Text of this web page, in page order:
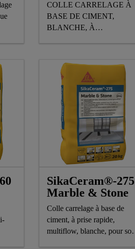
COLLE CARRELAGE À
BASE DE CIMENT,
BLANCHE, À
SikaCeram®-275
Marble & Stone
Colle carrelage à base de
ciment, à prise rapide,
multiflow, blanche, pour sol